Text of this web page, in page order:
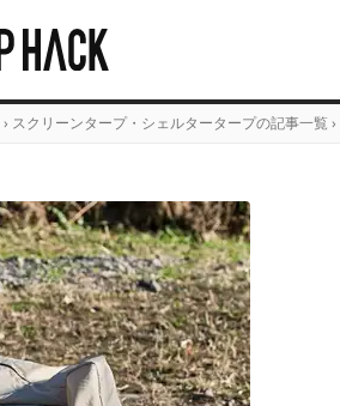
› スクリーンタープ・シェルタータープの記事一覧 ›